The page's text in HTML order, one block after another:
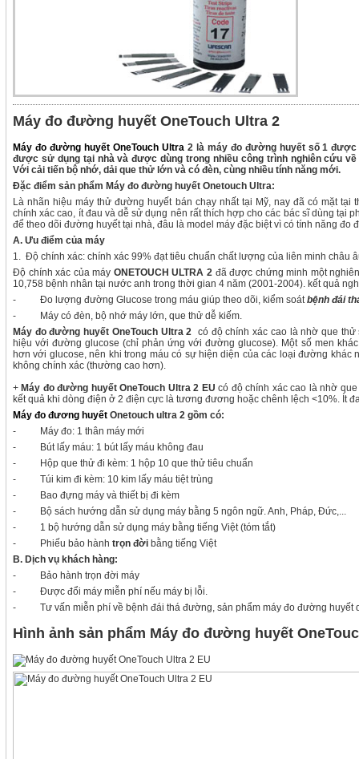
Máy đo đường huyết OneTouch Ultra 2
Máy đo đường huyết OneTouch Ultra2 là máy đo đường huyết số 1 được
được sử dụng tại nhà và được dùng trong nhiều công trình nghiên cứu
Với cải tiến bộ nhớ, dải que thử lớn và có đèn, cùng nhiều tính năng mới.
Đặc điểm sản phẩm Máy đo đường huyết Onetouch Ultra:
Là nhãn hiệu máy thử đường huyết bán chạy nhất tại Mỹ, nay đã có mặt
chính xác cao, ít đau và dễ sử dụng nên rất thích hợp cho các bác sĩ dùng tại
để theo dõi đường huyết tại nhà, đâu là model máy đặc biệt vì có tính năng
A. Ưu điểm của máy
1. Độ chính xác: chính xác 99% đạt tiêu chuẩn chất lượng của liên minh châu
Độ chính xác của máy ONETOUCH ULTRA 2đã được chứng minh một
10,758 bệnh nhân tại nước anh trong thời gian 4 năm (2001-2004). kết quả
- Đo lượng đường Glucose trong máu giúp theo dõi, kiểm soátbệnh đái
- Máy có đèn, bộ nhớ máy lớn, que thử dễ kiếm.
Máy đo đường huyết OneTouch Ultra 2 có độ chính xác cao là nhờ que
hiệu với đường glucose (chỉ phản ứng với đường glucose). Một số men
hơn với glucose, nên khi trong máu có sự hiện diện của các loại đường
không chính xác (thường cao hơn).
+ Máy đo đường huyết OneTouch Ultra 2 EU có độ chính xác cao là nhờ
kết quả khi dòng điện ở 2 điện cực là tương đương hoặc chênh lệch <10%. Ít
Máy đo đương huyết Onetouch ultra 2 gồm có:
- Máy đo: 1 thân máy mới
- Bút lấy máu: 1 bút lấy máu không đau
- Hộp que thử đi kèm: 1 hộp 10 que thử tiêu chuẩn
- Túi kim đi kèm: 10 kim lấy máu tiệt trùng
- Bao đựng máy và thiết bị đi kèm
- Bộ sách hướng dẫn sử dụng máy bằng 5 ngôn ngữ. Anh, Pháp, Đức,...
- 1 bộ hướng dẫn sử dụng máy bằng tiếng Việt (tóm tắt)
- Phiếu bảo hành trọn đời bằng tiếng Việt
B. Dịch vụ khách hàng:
- Bảo hành trọn đời máy
- Được đổi máy miễn phí nếu máy bị lỗi.
- Tư vấn miễn phí về bệnh đái thá đường, sản phẩm máy đo đường huyết
Hình ảnh sản phẩm Máy đo đường huyết